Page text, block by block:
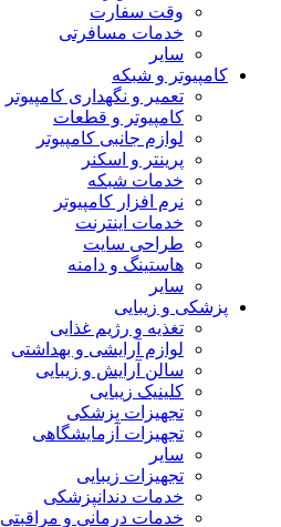
وقت سفارت
خدمات مسافرتی
سایر
کامپیوتر و شبکه
تعمیر و نگهداری کامپیوتر
کامپیوتر و قطعات
لوازم جانبی کامپیوتر
پرینتر و اسکنر
خدمات شبکه
نرم افزار کامپیوتر
خدمات اینترنت
طراحی سایت
هاستینگ و دامنه
سایر
پزشکی و زیبایی
تغذیه و رژیم غذایی
لوازم آرایشی و بهداشتی
سالن آرایش و زیبایی
کلینیک زیبایی
تجهیزات پزشکی
تجهیزات آزمایشگاهی
سایر
تجهیزات زیبایی
خدمات دندانپزشکی
خدمات درمانی و مراقبتی